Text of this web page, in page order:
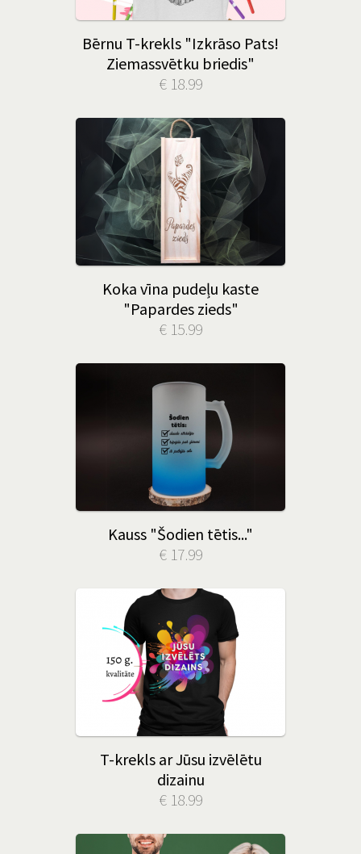
Bērnu T-krekls "Izkrāso Pats!
Ziemassvētku briedis"
€ 18.99
Koka vīna pudeļu kaste
"Papardes zieds"
€ 15.99
Kauss "Šodien tētis..."
€ 17.99
T-krekls ar Jūsu izvēlētu
dizainu
€ 18.99